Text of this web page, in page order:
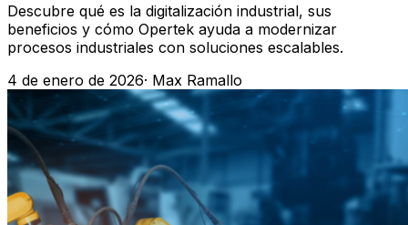
Descubre qué es la digitalización industrial, sus
beneficios y cómo Opertek ayuda a modernizar
procesos industriales con soluciones escalables.
4 de enero de 2026· Max Ramallo